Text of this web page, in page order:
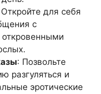
для себя
с
: Позвольте
разгуляться и
эротические